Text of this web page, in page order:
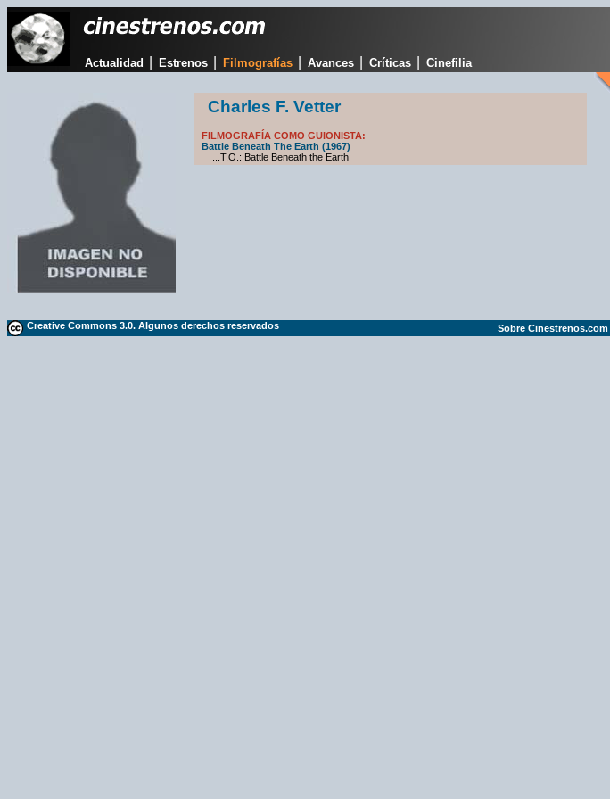
Actualidad Estrenos Filmografías Avances Críticas Cinefilia
Charles F. Vetter
FILMOGRAFÍA COMO GUIONISTA:
Battle Beneath The Earth (1967)
...T.O.: Battle Beneath the Earth
Creative Commons 3.0. Algunos derechos reservados Sobre Cinestrenos.com